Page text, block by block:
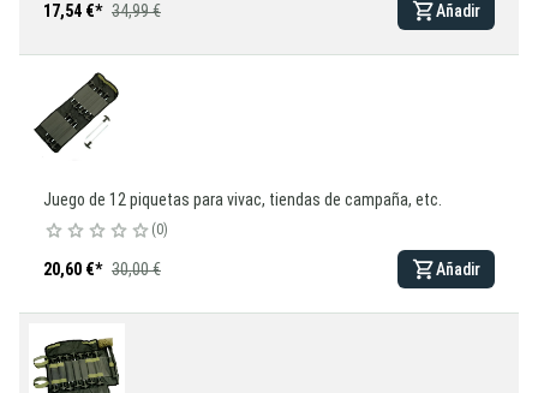
17,54 €* 34,99 € Añadir
Juego de 12 piquetas para vivac, tiendas de campaña, etc.
0
20,60 €* 30,00 € Añadir